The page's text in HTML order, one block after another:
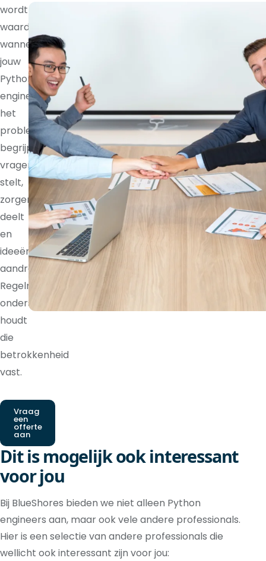
wordt
waardevoller
wanneer
jouw
Python
engineer
het
probleem
begrijpt,
vragen
stelt,
zorgen
deelt
en
ideeën
aandraagt.
Regelmatige
ondersteuning
houdt
die
betrokkenheid
vast.
Vraag
een
offerte
aan
Dit is mogelijk ook interessant
voor jou
Bij BlueShores bieden we niet alleen Python
engineers aan, maar ook vele andere professionals.
Hier is een selectie van andere professionals die
wellicht ook interessant zijn voor jou: